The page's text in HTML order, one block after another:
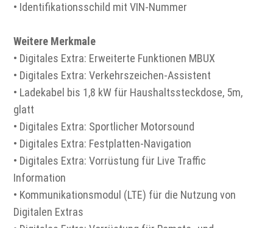
• Identifikationsschild mit VIN-Nummer
Weitere Merkmale
• Digitales Extra: Erweiterte Funktionen MBUX
• Digitales Extra: Verkehrszeichen-Assistent
• Ladekabel bis 1,8 kW für Haushaltssteckdose, 5m,
glatt
• Digitales Extra: Sportlicher Motorsound
• Digitales Extra: Festplatten-Navigation
• Digitales Extra: Vorrüstung für Live Traffic
Information
• Kommunikationsmodul (LTE) für die Nutzung von
Digitalen Extras